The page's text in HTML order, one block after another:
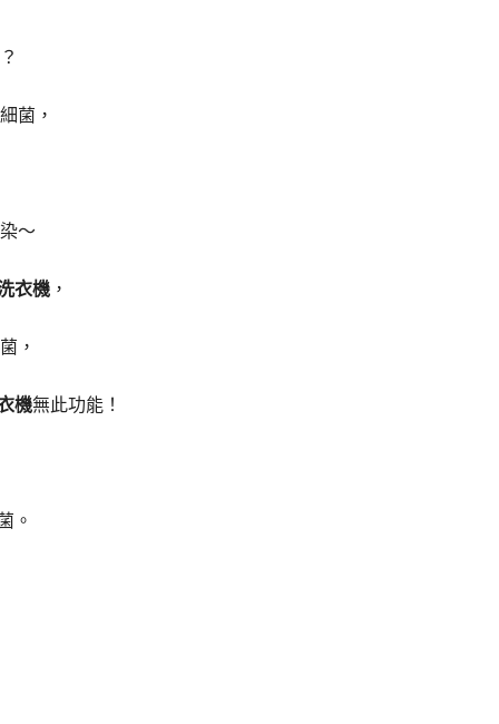
菌，
～
衣機 ，
，
機無此功能！
。